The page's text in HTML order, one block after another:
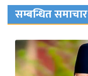
सम्बन्धित समाचार